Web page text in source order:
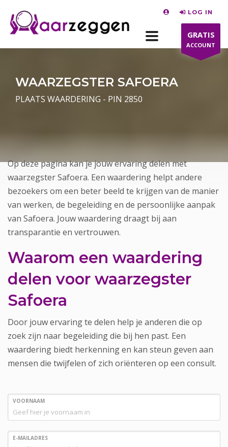
LOG IN
GRATIS
ACCOUNT
WAARZEGSTER SAFOERA
PLAATS WAARDERING - PIN 2850
Op deze pagina kan je jouw ervaring delen met
waarzegster Safoera. Een waardering helpt andere
bezoekers om een beter beeld te krijgen van de manier
van werken, de begeleiding en de persoonlijke aanpak
van Safoera. Jouw waardering draagt bij aan
transparantie en vertrouwen.
Waarom een waardering
delen voor waarzegster
Safoera
Door jouw ervaring te delen help je anderen die op
zoek zijn naar begeleiding die bij hen past. Een
waardering biedt herkenning en kan steun geven aan
mensen die twijfelen of zich oriënteren op een consult.
VOORNAAM
E-MAILADRES